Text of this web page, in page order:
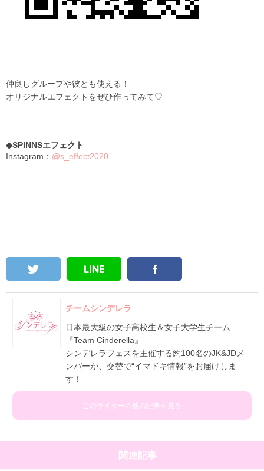
仲良しグループや彼とも使える！
オリジナルエフェクトをぜひ作ってみて♡
◆SPINNSエフェクト
Instagram： @s_effect2020
チームシンデレラ
日本最大級の女子高校生＆女子大学生チーム
『Team Cinderella』
シンデレラフェスを主催する約100名のJK&JDメ
ンバーが、交替で“イマドキ情報”をお届けしま
す！
このライターの他の記事を見る
関連記事